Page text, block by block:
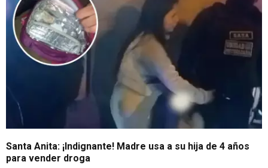
Santa Anita: ¡Indignante! Madre usa a su hija de 4 años
para vender droga